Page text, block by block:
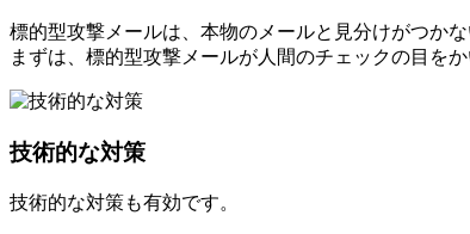
標的型攻撃メールは、本物のメールと見分けがつか
まずは、標的型攻撃メールが人間のチェックの目を
技術的な対策
技術的な対策も有効です。